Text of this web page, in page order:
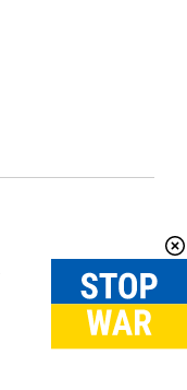
Вгору↑